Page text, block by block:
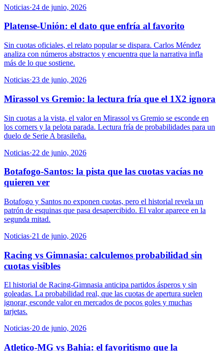
Noticias·24 de junio, 2026
Platense-Unión: el dato que enfría al favorito
Sin cuotas oficiales, el relato popular se dispara. Carlos Méndez
analiza con números abstractos y encuentra que la narrativa infla
más de lo que sostiene.
Noticias·23 de junio, 2026
Mirassol vs Gremio: la lectura fría que el 1X2 ignora
Sin cuotas a la vista, el valor en Mirassol vs Gremio se esconde en
los corners y la pelota parada. Lectura fría de probabilidades para un
duelo de Serie A brasileña.
Noticias·22 de junio, 2026
Botafogo-Santos: la pista que las cuotas vacías no
quieren ver
Botafogo y Santos no exponen cuotas, pero el historial revela un
patrón de esquinas que pasa desapercibido. El valor aparece en la
segunda mitad.
Noticias·21 de junio, 2026
Racing vs Gimnasia: calculemos probabilidad sin
cuotas visibles
El historial de Racing-Gimnasia anticipa partidos ásperos y sin
goleadas. La probabilidad real, que las cuotas de apertura suelen
ignorar, esconde valor en mercados de pocos goles y muchas
tarjetas.
Noticias·20 de junio, 2026
Atletico-MG vs Bahia: el favoritismo que la